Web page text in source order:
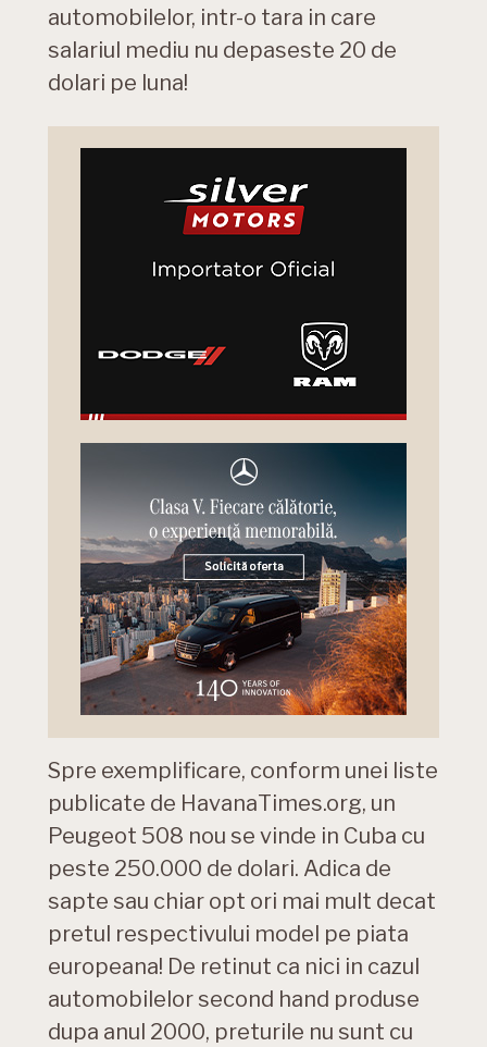
automobilelor, intr-o tara in care
salariul mediu nu depaseste 20 de
dolari pe luna!
Spre exemplificare, conform unei liste
publicate de HavanaTimes.org, un
Peugeot 508 nou se vinde in Cuba cu
peste 250.000 de dolari. Adica de
sapte sau chiar opt ori mai mult decat
pretul respectivului model pe piata
europeana! De retinut ca nici in cazul
automobilelor second hand produse
dupa anul 2000, preturile nu sunt cu